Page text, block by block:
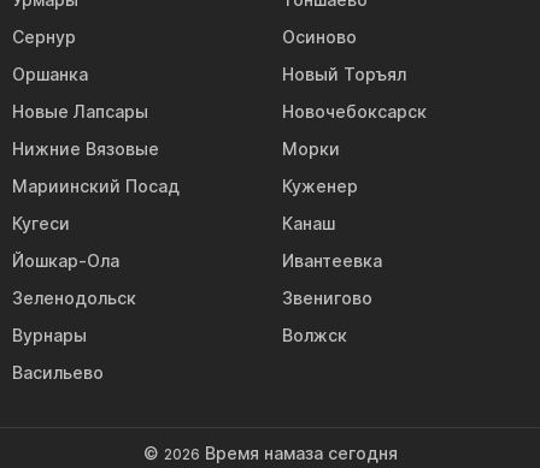
Сернур
Осиново
Оршанка
Новый Торъял
Новые Лапсары
Новочебоксарск
Нижние Вязовые
Морки
Мариинский Посад
Куженер
Кугеси
Канаш
Йошкар-Ола
Ивантеевка
Зеленодольск
Звенигово
Вурнары
Волжск
Васильево
© 2026 Время намаза сегодня